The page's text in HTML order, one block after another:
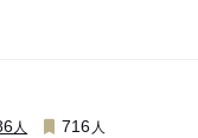
人 716 人